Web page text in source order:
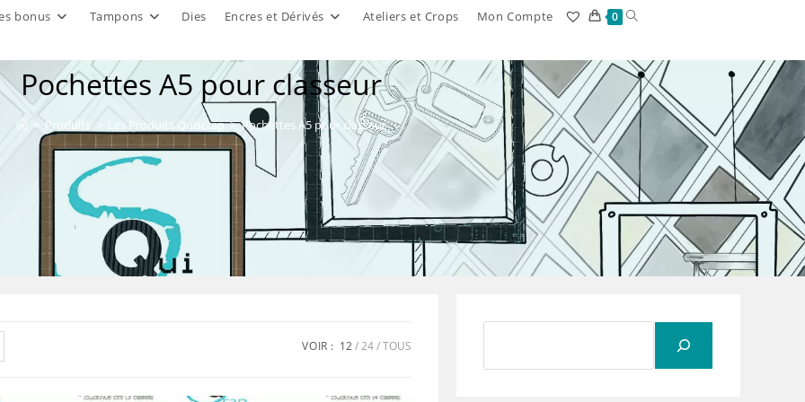
bonus Tampons Dies Encres et Dérivés Ateliers et Crops Mon Compte 0 Toggle
search
Pochettes A5 pour classeur
> Produits > Les Produits Quiscrap > Pochettes A5 pour classeur
VOIR : 12 24 TOUS